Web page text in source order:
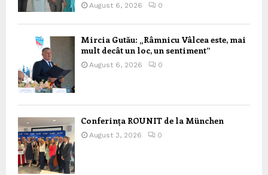
August 6, 2026 0
Mircia Gutău: „Râmnicu Vâlcea este, mai
mult decât un loc, un sentiment”
August 6, 2026 0
Conferința ROUNIT de la München
August 3, 2026 0